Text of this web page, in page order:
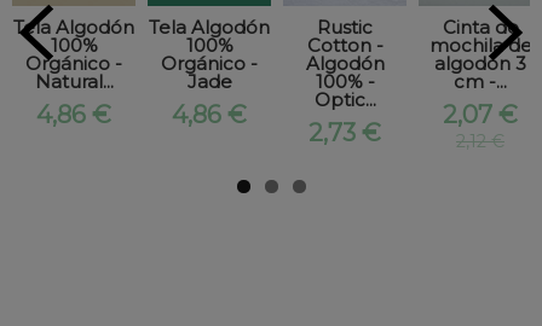
Tela Algodón
100%
Orgánico -
Natural...
4,86 €
Tela Algodón
100%
Orgánico -
Jade
4,86 €
Rustic
Cotton -
Algodón
100% -
Optic...
2,73 €
Cinta de
mochila de
algodon 3
cm -...
2,07 €
2,12 €